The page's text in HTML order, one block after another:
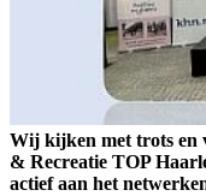
Wij kijken met trots en
& Recreatie TOP
actief aan het